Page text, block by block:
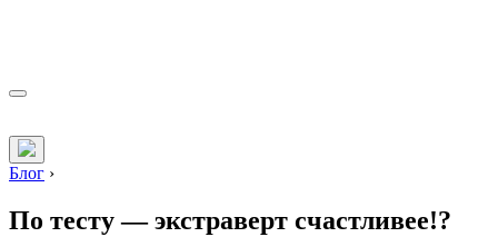
Блог ›
По тесту — экстраверт счастливее!?